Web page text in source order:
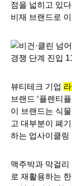
점을 넓히고 있
비재 브랜드로
뷰티테크 기업
브랜드 ‘플렌티
이 브랜드는 식
고 대부분이 폐
하는 업사이클링
맥주박과 막걸리
로 재활용하는